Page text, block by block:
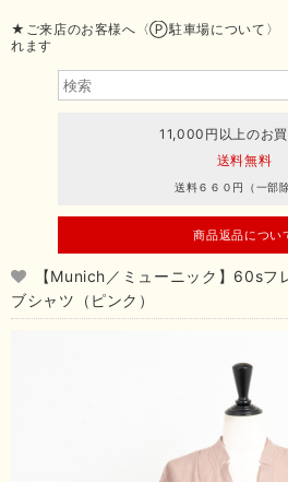
★ご来店のお客様へ〈Ⓟ駐車場について〉
れます
11,000円以上のお
送料無料
送料６６０円（一部除
商品返品につい
【Munich／ミューニック】60sフ
ブシャツ（ピンク）